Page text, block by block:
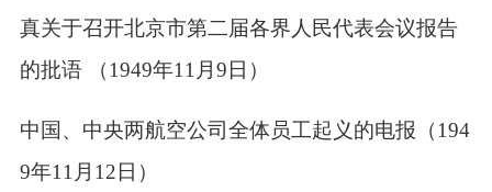
真关于召开北京市第二届各界人民代表会议报告
的批语 （1949年11 月9日）
中国、中央两航空公司全体员工起义的电报（194
9年11月 12 日）